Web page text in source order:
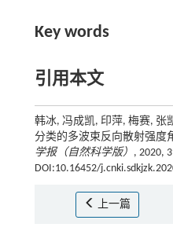
Key words
引用本文
韩冰, 冯成凯, 印萍, 梅赛, 张
分类的多波束反向散射强度
学报（自然科学版） , 2020,
DOI:10.16452/
上一篇